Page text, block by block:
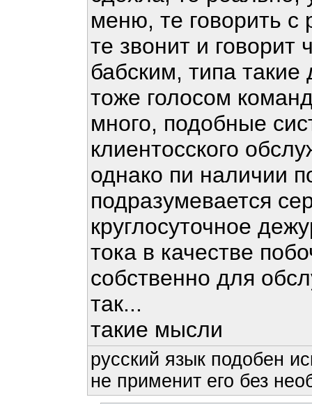
меню, те говорить с
те звонит и
бабским, типа
тоже голосом
много, подобные
клиентосского
однако пи наличии
подразумевается
круглосуточное
тока в качестве
собственно для
так...
такие мысли
русский язык подобен
не применит его без